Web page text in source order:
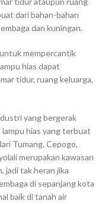
dari bahan-bahan
dan kuningan.
mempercantik
hias dapat
tidur, ruang keluarga,
yang bergerak
lampu hias yang terbuat
Tumang, Cepogo,
merupakan kawasan
jadi tak heran jika
di sepanjang kota
baik di tanah air